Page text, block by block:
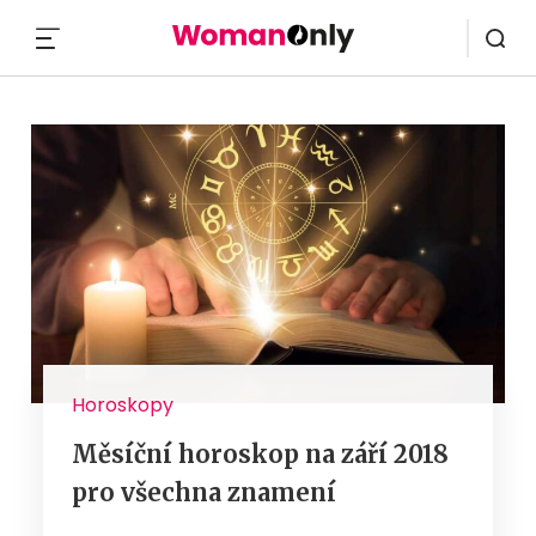
Horoskopy
Měsíční horoskop na září 2018
pro všechna znamení